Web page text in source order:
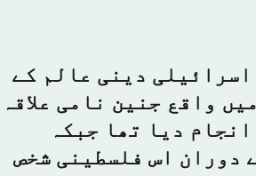
دینی عالم کے
واقع جنین نامی علاقہ
دیا تھا جبکہ
دوران اس فلسطینی شخص